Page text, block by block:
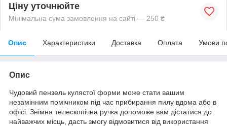
Ціну уточнюйте
Мінімальна сума замовлення на сайті — 250 ₴
Опис Характеристики Доставка Оплата Умови
Опис
Чудовий пензель кулястої форми може стати вашим
незамінним помічником під час прибирання пилу вдома або в
офісі. Знімна телескопічна ручка допоможе вам дістатися до
найважчих місць, дасть змогу відмовитися від використання